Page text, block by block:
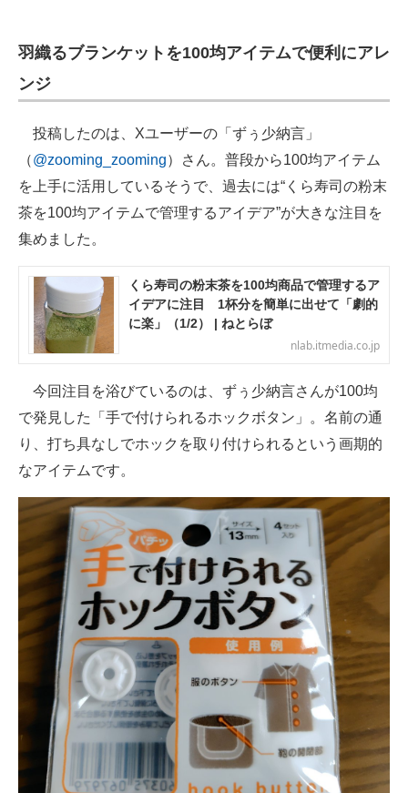
羽織るブランケットを100均アイテムで便利にアレ
ンジ
投稿したのは、Xユーザーの「ずぅ少納言」
（@zooming_zooming）さん。普段から100均アイテム
を上手に活用しているそうで、過去には“くら寿司の粉末
茶を100均アイテムで管理するアイデア”が大きな注目を
集めました。
くら寿司の粉末茶を100均商品で管理するア
イデアに注目 1杯分を簡単に出せて「劇的
に楽」（1/2） | ねとらぼ
nlab.itmedia.co.jp
今回注目を浴びているのは、ずぅ少納言さんが100均
で発見した「手で付けられるホックボタン」。名前の通
り、打ち具なしでホックを取り付けられるという画期的
なアイテムです。